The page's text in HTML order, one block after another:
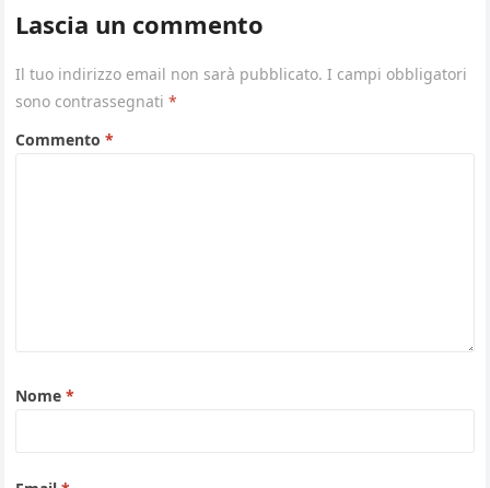
Lascia un commento
Il tuo indirizzo email non sarà pubblicato. I campi obbligatori
sono contrassegnati*
Commento*
Nome*